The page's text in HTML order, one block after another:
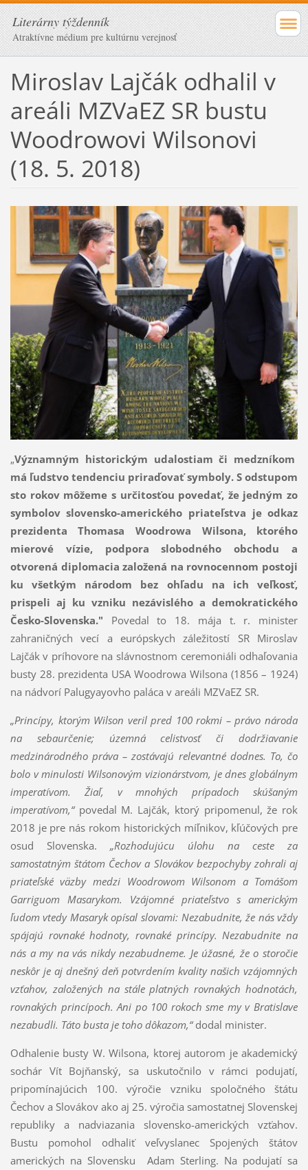
Literárny týždenník
Atraktívne médium pre kultúrnu verejnosť
Miroslav Lajčák odhalil v
areáli MZVaEZ SR bustu
Woodrowovi Wilsonovi
(18. 5. 2018)
„Významným historickým udalostiam či medzníkom
má ľudstvo tendenciu priraďovať symboly. S odstupom
sto rokov môžeme s určitosťou povedať, že jedným zo
symbolov slovensko-amerického priateľstva je odkaz
prezidenta Thomasa Woodrowa Wilsona, ktorého
mierové vízie, podpora slobodného obchodu a
otvorená diplomacia založená na rovnocennom postoji
ku všetkým národom bez ohľadu na ich veľkosť,
prispeli aj ku vzniku nezávislého a demokratického
Česko-Slovenska." Povedal to 18. mája t. r. minister
zahraničných vecí a európskych záležitostí SR Miroslav
Lajčák v príhovore na slávnostnom ceremoniáli odhaľovania
busty 28. prezidenta USA Woodrowa Wilsona (1856 – 1924)
na nádvorí Palugyayovho paláca v areáli MZVaEZ SR.
„Princípy, ktorým Wilson veril pred 100 rokmi – právo národa
na sebaurčenie; územná celistvosť či dodržiavanie
medzinárodného práva – zostávajú relevantné dodnes. To, čo
bolo v minulosti Wilsonovým vizionárstvom, je dnes globálnym
imperatívom. Žiaľ, v mnohých prípadoch skúšaným
imperatívom,“povedal M. Lajčák, ktorý pripomenul, že rok
2018 je pre nás rokom historických míľnikov, kľúčových pre
osud Slovenska. „Rozhodujúcu úlohu na ceste za
samostatným štátom Čechov a Slovákov bezpochyby zohrali aj
priateľské väzby medzi Woodrowom Wilsonom a Tomášom
Garriguom Masarykom. Vzájomné priateľstvo s americkým
ľudom vtedy Masaryk opísal slovami: Nezabudnite, že nás vždy
spájajú rovnaké hodnoty, rovnaké princípy. Nezabudnite na
nás a my na vás nikdy nezabudneme. Je úžasné, že o storočie
neskôr je aj dnešný deň potvrdením kvality našich vzájomných
vzťahov, založených na stále platných rovnakých hodnotách,
rovnakých princípoch. Ani po 100 rokoch sme my v Bratislave
nezabudli. Táto busta je toho dôkazom,“dodal minister.
Odhalenie busty W. Wilsona, ktorej autorom je akademický
sochár Vít Bojňanský, sa uskutočnilo v rámci podujatí,
pripomínajúcich 100. výročie vzniku spoločného štátu
Čechov a Slovákov ako aj 25. výročia samostatnej Slovenskej
republiky a nadviazania slovensko-amerických vzťahov.
Bustu pomohol odhaliť veľvyslanec Spojených štátov
amerických na Slovensku Adam Sterling. Na podujatí sa